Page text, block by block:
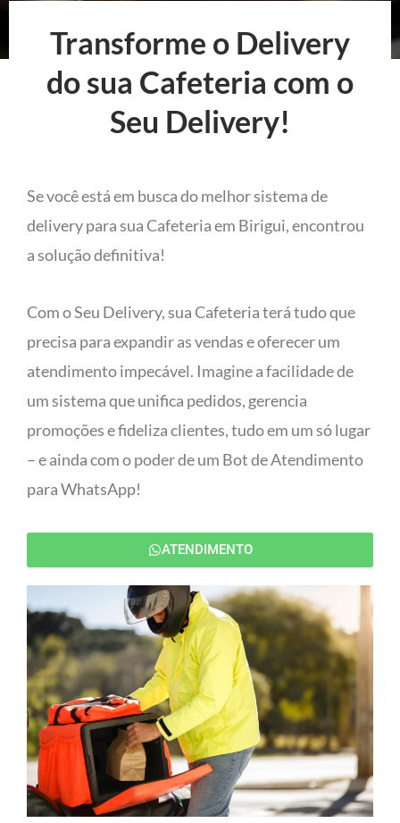
Transforme o Delivery
do sua Cafeteria com o
Seu Delivery!
Se você está em busca do melhor sistema de
delivery para sua Cafeteria em Birigui, encontrou
a solução definitiva!
Com o Seu Delivery, sua Cafeteria terá tudo que
precisa para expandir as vendas e oferecer um
atendimento impecável. Imagine a facilidade de
um sistema que unifica pedidos, gerencia
promoções e fideliza clientes, tudo em um só lugar
– e ainda com o poder de um Bot de Atendimento
para WhatsApp!
ATENDIMENTO